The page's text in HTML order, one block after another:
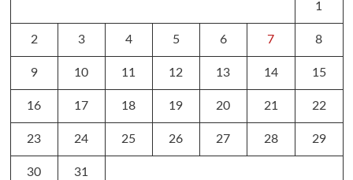
1
2 3 4 5 6 7 8
9 10 11 12 13 14 15
16 17 18 19 20 21 22
23 24 25 26 27 28 29
30 31